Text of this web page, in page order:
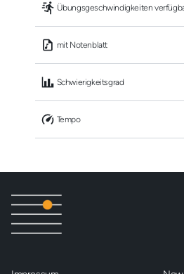
Übungsgeschwindigkeiten
mit Notenblatt
Schwierigkeitsgrad
Tempo